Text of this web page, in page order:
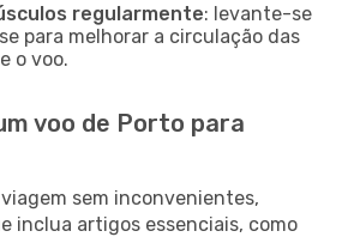
regularmente: levante-se
para melhorar a circulação das
o voo.
voo de Porto para
sem inconvenientes,
inclua artigos essenciais, como